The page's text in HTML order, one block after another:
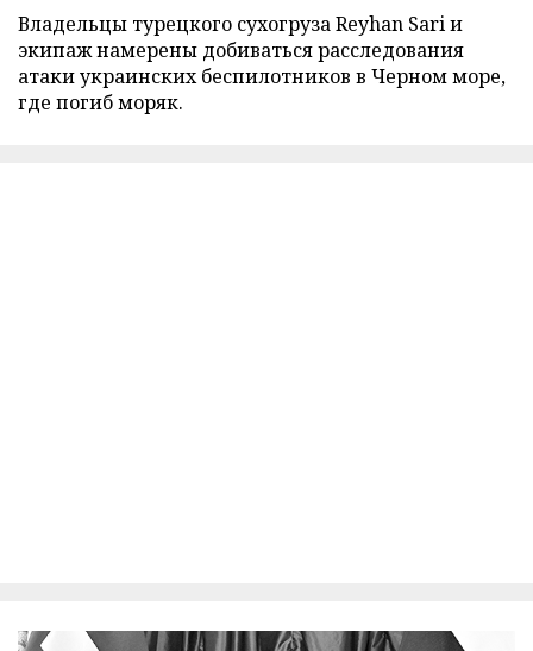
Владельцы турецкого сухогруза Reyhan Sari и
экипаж намерены добиваться расследования
атаки украинских беспилотников в Черном море,
где погиб моряк.